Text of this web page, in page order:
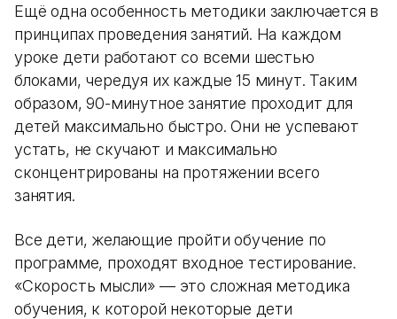
Ещё одна особенность методики заключается в
принципах проведения занятий. На каждом
уроке дети работают со всеми шестью
блоками, чередуя их каждые 15 минут. Таким
образом, 90-минутное занятие проходит для
детей максимально быстро. Они не успевают
устать, не скучают и максимально
сконцентрированы на протяжении всего
занятия.
Все дети, желающие пройти обучение по
программе, проходят входное тестирование.
«Скорость мысли» — это сложная методика
обучения, к которой некоторые дети